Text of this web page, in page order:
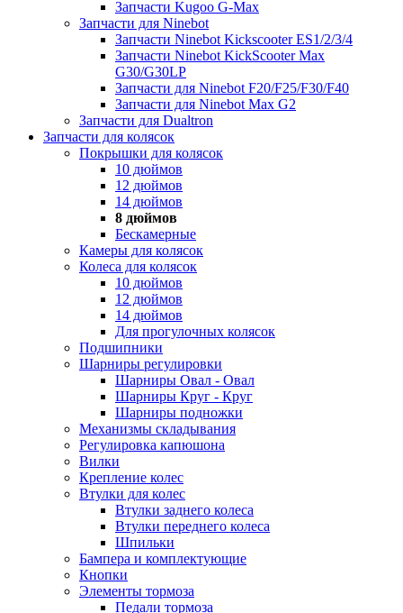
Запчасти Kugoo G-Max
Запчасти для Ninebot
Запчасти Ninebot Kickscooter ES1/2/3/4
Запчасти Ninebot KickScooter Max
G30/G30LP
Запчасти для Ninebot F20/F25/F30/F40
Запчасти для Ninebot Max G2
Запчасти для Dualtron
Запчасти для колясок
Покрышки для колясок
10 дюймов
12 дюймов
14 дюймов
8 дюймов
Бескамерные
Камеры для колясок
Колеса для колясок
10 дюймов
12 дюймов
14 дюймов
Для прогулочных колясок
Подшипники
Шарниры регулировки
Шарниры Овал - Овал
Шарниры Круг - Круг
Шарниры подножки
Механизмы складывания
Регулировка капюшона
Вилки
Крепление колес
Втулки для колес
Втулки заднего колеса
Втулки переднего колеса
Шпильки
Бампера и комплектующие
Кнопки
Элементы тормоза
Педали тормоза